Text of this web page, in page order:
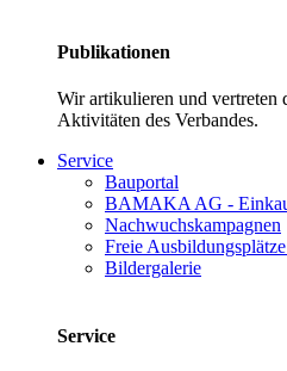
Publikationen
Wir artikulieren und vertreten
Aktivitäten des Verbandes.
Service
Bauportal
BAMAKA AG -
Nachwuchskampagnen
Freie
Bildergalerie
Service